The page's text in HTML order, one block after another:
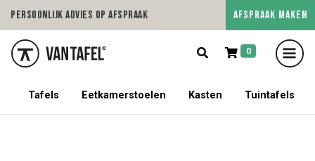
Persoonlijk advies op afspraak 5/5 op Google
AFSPRAAK MAKEN
0
5% korting op een tafel met stoelen!
Tafels Eetkamerstoelen Kasten Tuintafels